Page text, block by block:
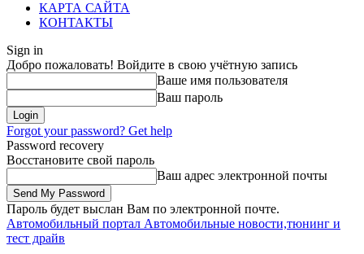
КАРТА САЙТА
КОНТАКТЫ
Sign in
Добро пожаловать! Войдите в свою учётную запись
Ваше имя пользователя
Ваш пароль
Forgot your password? Get help
Password recovery
Восстановите свой пароль
Ваш адрес электронной почты
Пароль будет выслан Вам по электронной почте.
Автомобильный портал Автомобильные новости,тюнинг и
тест драйв